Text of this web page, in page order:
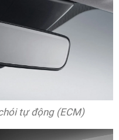
tự động (ECM)